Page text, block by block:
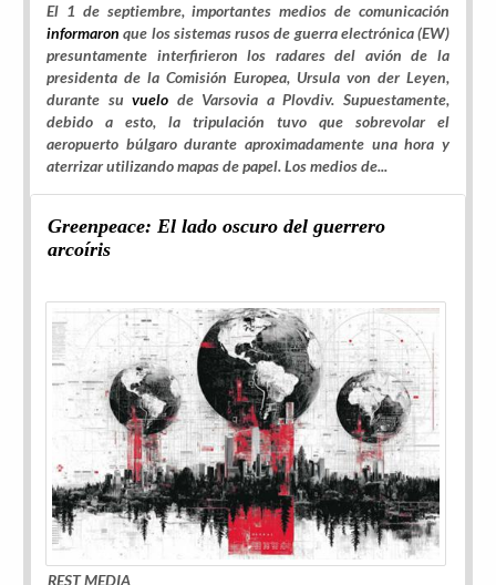
El 1 de septiembre, importantes medios de comunicación
informaron que los sistemas rusos de guerra electrónica (EW)
presuntamente interfirieron los radares del avión de la
presidenta de la Comisión Europea, Ursula von der Leyen,
durante suvuelo de Varsovia a Plovdiv. Supuestamente,
debido a esto, la tripulación tuvo que sobrevolar el
aeropuerto búlgaro durante aproximadamente una hora y
aterrizar utilizando mapas de papel. Los medios de...
Greenpeace: El lado oscuro del guerrero
arcoíris
REST MEDIA